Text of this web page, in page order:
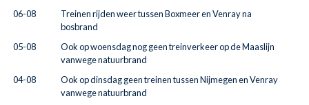
06-08
Treinen rijden weer tussen Boxmeer en Venray na
bosbrand
05-08
Ook op woensdag nog geen treinverkeer op de Maaslijn
vanwege natuurbrand
04-08
Ook op dinsdag geen treinen tussen Nijmegen en Venray
vanwege natuurbrand